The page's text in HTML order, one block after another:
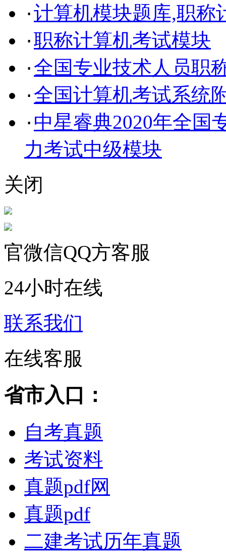
·计算机模块题库,职称
·职称计算机考试模块
· 全国专业技术人员职
· 全国计算机考试系统
· 中星睿典2020年全国
力考试中级模块
关闭
官微信QQ方客服
24小时在线
联系我们
在线客服
省市入口：
自考真题
考试资料
真题pdf网
真题pdf
二建考试历年真题